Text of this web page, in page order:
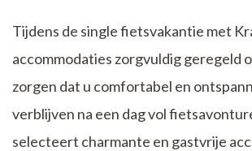
Tijdens de single fietsvakantie met
accommodaties zorgvuldig geregeld
zorgen dat u comfortabel en
verblijven na een dag vol
selecteert charmante en gastvrije